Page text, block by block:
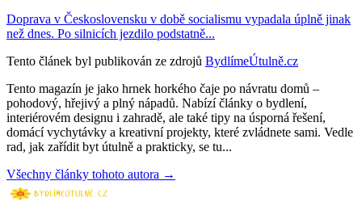
Doprava v Československu v době socialismu vypadala úplně jinak
než dnes. Po silnicích jezdilo podstatně...
Tento článek byl publikován ze zdrojů BydlímeÚtulně.cz
Tento magazín je jako hrnek horkého čaje po návratu domů –
pohodový, hřejivý a plný nápadů. Nabízí články o bydlení,
interiérovém designu i zahradě, ale také tipy na úsporná řešení,
domácí vychytávky a kreativní projekty, které zvládnete sami. Vedle
rad, jak zařídit byt útulně a prakticky, se tu...
Všechny články tohoto autora →